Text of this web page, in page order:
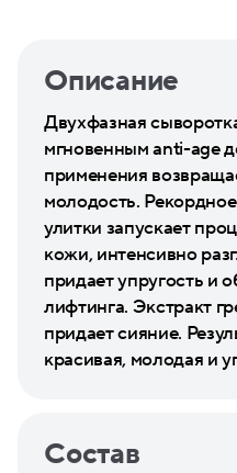
Описание
Двухфазная
мгновенным anti-age
применения
молодость.
улитки запускает
кожи, интенсивно
придает упругость и
лифтинга. Экстракт
придает сияние.
красивая, молодая и
Состав